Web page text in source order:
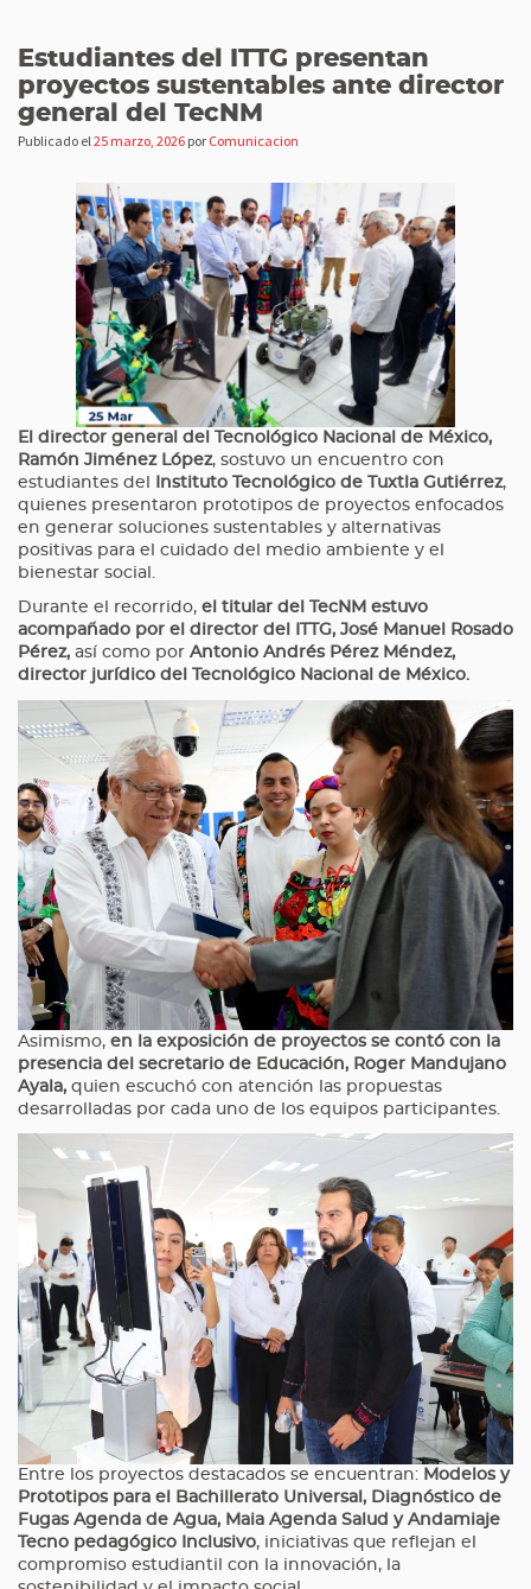
Estudiantes del ITTG presentan
proyectos sustentables ante director
general del TecNM
Publicado el25 marzo, 2026 por Comunicacion
El director general del Tecnológico Nacional de México,
Ramón Jiménez López, sostuvo un encuentro con
estudiantes del
Instituto Tecnológico de Tuxtla Gutiérrez,
quienes presentaron prototipos de proyectos enfocados
en generar soluciones sustentables y alternativas
positivas para el cuidado del medio ambiente y el
bienestar social.
Durante el recorrido, el titular del TecNM estuvo
acompañado por el director del ITTG, José Manuel Rosado
Pérez, así como por Antonio Andrés Pérez Méndez,
director jurídico del Tecnológico Nacional de México.
Asimismo, en la exposición de proyectos se contó con la
presencia del secretario de Educación, Roger Mandujano
Ayala, quien escuchó con atención las propuestas
desarrolladas por cada uno de los equipos participantes.
Entre los proyectos destacados se encuentran: Modelos y
Prototipos para el Bachillerato Universal, Diagnóstico de
Fugas Agenda de Agua, Maia Agenda Salud y Andamiaje
Tecno pedagógico Inclusivo, iniciativas que reflejan el
compromiso estudiantil con la innovación, la